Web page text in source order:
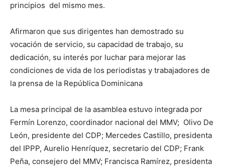
principios del mismo mes.
Afirmaron que sus dirigentes han demostrado su
vocación de servicio, su capacidad de trabajo, su
dedicación, su interés por luchar para mejorar las
condiciones de vida de los periodistas y trabajadores de
la prensa de la República Dominicana
La mesa principal de la asamblea estuvo integrada por
Fermín Lorenzo, coordinador nacional del MMV; Olivo De
León, presidente del CDP; Mercedes Castillo, presidenta
del IPPP, Aurelio Henríquez, secretario del CDP; Frank
Peña, consejero del MMV; Francisca Ramírez, presidenta